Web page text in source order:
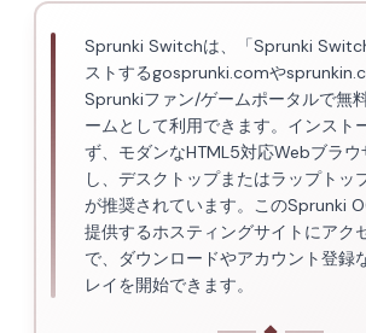
Sprunki Switchは、「Sprunki
ストするgosprunki.comや
Sprunkiファン/ゲームポータルで無
ームとして利用できます。インスト
ず、モダンなHTML5対応Webブラ
し、デスクトップまたはラップトッ
が推奨されています。このSprunki
提供するホスティングサイトにアク
で、ダウンロードやアカウント登録
レイを開始できます。